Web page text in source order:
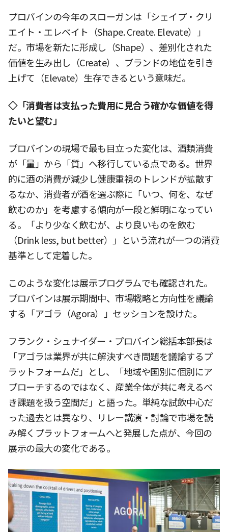
プロバインの今年のスローガンは「シェイプ・クリ
エイト・エレベイト（Shape. Create. Elevate）」
だ。市場を新たに形成し（Shape）、差別化された
価値を生み出し（Create）、ブランドの地位を引き
上げて（Elevate）生存できるという意味だ。
◇「消費者は支払った費用に見合う確かな価値を得
たいと望む」
プロバインの現場で最も目立った変化は、酒類消費
が「量」から「質」へ移行している点である。世界
的に酒の消費が減少し健康重視のトレンドが拡散す
るなか、消費者が酒を選ぶ際に「いつ、何を、なぜ
飲むのか」を考慮する傾向が一段と鮮明になってい
る。「より少なく飲むが、より良いものを飲む
（Drink less, but better）」という流れが一つの消費
基準として定着した。
このような変化は展示プログラムでも確認された。
プロバインは展示期間中、市場戦略と方向性を議論
する「アゴラ（Agora）」セッションを設けた。
フランク・シュナイダー・プロバイン総括本部長は
「アゴラは業界が共に解決すべき問題を議論するプ
ラットフォームだ」とし、「地域や国別に個別にア
プローチするのではなく、産業全体が共に考えるべ
き課題を扱う空間だ」と語った。単純な試飲中心だ
った過去とは異なり、リレー講演・討論で市場を読
み解くプラットフォームへと発展した点が、今回の
展示の最大の変化である。